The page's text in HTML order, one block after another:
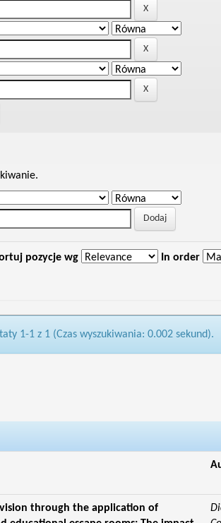
pozycje wg In order
1-1 z 1 (Czas wyszukiwania: 0.002 sekund).
through the application of